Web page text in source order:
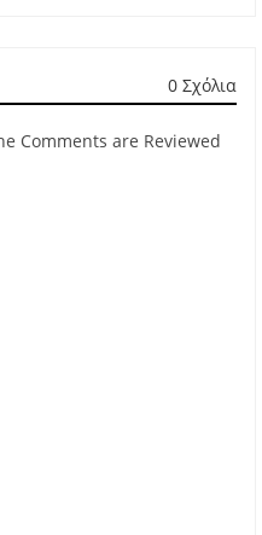
0 Σχόλια
Comments are Reviewed